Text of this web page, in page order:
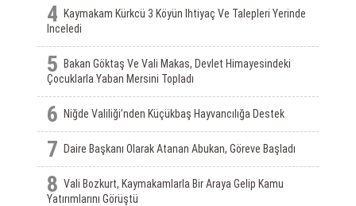
4
Kaymakam Kürkcü 3 Köyün Ihtiyaç Ve Talepleri Yerinde
Inceledi
5
Bakan Göktaş Ve Vali Makas, Devlet Himayesindeki
Çocuklarla Yaban Mersini Topladı
6 Niğde Valiliği’nden Küçükbaş Hayvancılığa Destek
7 Daire Başkanı Olarak Atanan Abukan, Göreve Başladı
8 Vali Bozkurt, Kaymakamlarla Bir Araya Gelip Kamu
Yatırımlarını Görüştü